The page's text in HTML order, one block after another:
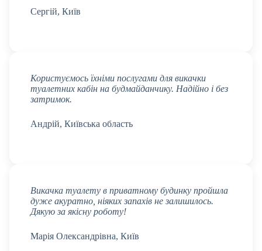
Сергій, Київ
Користуємось їхніми послугами для викачки
туалетних кабін на будмайданчику. Надійно і без
затримок.
Андрій, Київська область
Викачка туалету в приватному будинку пройшла
дуже акуратно, ніяких запахів не залишилось.
Дякую за якісну роботу!
Марія Олександрівна, Київ